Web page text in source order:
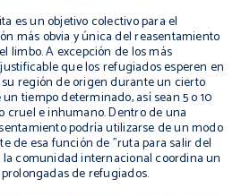
es un objetivo colectivo para el
más obvia y única del reasentamiento
limbo. A excepción de los más
que los refugiados esperen en
región de origen durante un cierto
tiempo determinado, así sean 5 o 10
cruel e inhumano. Dentro de una
podría utilizarse de un modo
de esa función de "ruta para salir del
comunidad internacional coordina un
de refugiados.